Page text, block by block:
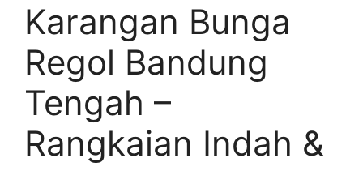
Karangan Bunga
Regol Bandung
Tengah –
Rangkaian Indah &